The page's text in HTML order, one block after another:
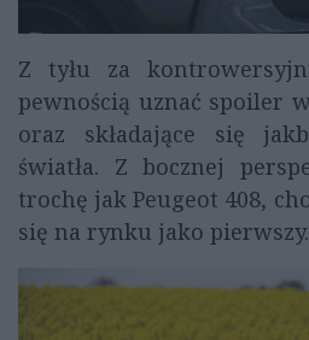
Z tyłu za
pewnością uznać spoiler
oraz składające się
światła. Z bocznej
trochę jak Peugeot 408,
się na rynku jako pierwszy.